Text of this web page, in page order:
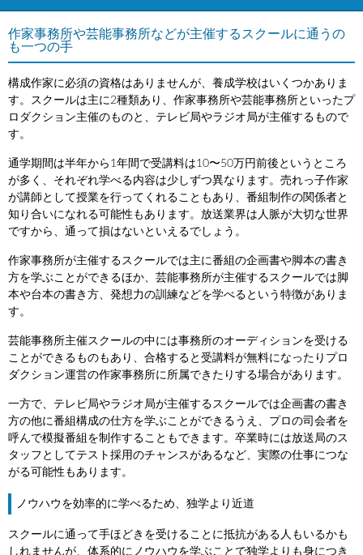
作家事務所や芸能事務所などが主催するスクールに通うの
も一つの手
構成作家に必須の資格はありませんが、養成学校はいくつかありま
す。スクールは主に2種類あり、作家事務所や芸能事務所といったプ
ロダクション主催のものと、テレビ局やラジオ局が主催するもので
す。
通学期間は半年から1年間で受講料は10〜50万円前後というところ
が多く、それぞれ学べる内容は少しずつ異なります。売れっ子作家
が講師として授業を行ってくれることもあり、番組制作の関係者と
知り合いになれる可能性もあります。放送業界は人脈が大切な世界
ですから、通って損はないといえるでしょう。
作家事務所が主催するスクールでは主に番組の企画書や脚本の書き
方を学ぶことができるほか、芸能事務所が主催するスクールでは脚
本や台本の書き方、発想力の訓練などを学べるという特徴がありま
す。
芸能事務所主催スクールの中には事務所のオーディションを受ける
ことができるものもあり、合格すると受講料が無料になったりプロ
ダクション運営の作家事務所に所属できたりする場合があります。
一方で、テレビ局やラジオ局が主催するスクールでは企画書の書き
方の他に番組構成の仕方を学ぶことができるうえ、プロの司会者を
呼んで模擬番組を制作することもできます。卒業時には放送局のス
タッフとしてテスト採用のチャンスがあるなど、実際の仕事につな
がる可能性もあります。
ノウハウを効率的に学べるため、独学より近道
スクールに通って手ほどきを受けることに抵抗がある人もいるかも
しれませんが、体系的にノウハウを学ぶことで独学よりも身につき